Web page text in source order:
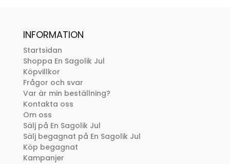
INFORMATION
Startsidan
Shoppa En Sagolik Jul
Köpvillkor
Frågor och svar
Var är min beställning?
Kontakta oss
Om oss
Sälj på En Sagolik Jul
Sälj begagnat på En Sagolik Jul
Köp begagnat
Kampanjer